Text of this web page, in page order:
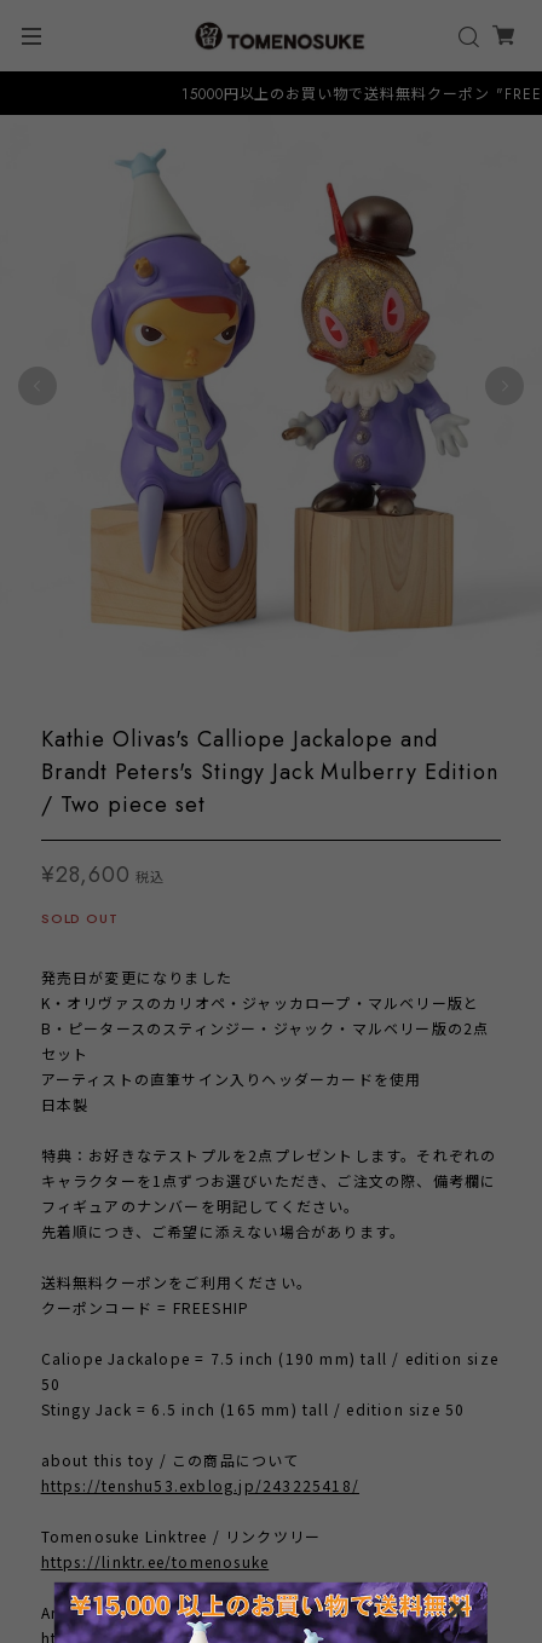
15000円以上のお買い物で送料無料クーポン
Kathie Olivas's Calliope Jackalope and
Brandt Peters's Stingy Jack Mulberry Edition
/ Two piece set
¥28,600 税込
SOLD OUT
発売日が変更になりました
K・オリヴァスのカリオペ・ジャッカロープ・マルベリー版と
B・ピータースのスティンジー・ジャック・マルベリー版の2点
セット
アーティストの直筆サイン入りヘッダーカードを使用
日本製
特典：お好きなテストプルを2点プレゼントします。それぞれの
キャラクターを1点ずつお選びいただき、ご注文の際、備考欄に
フィギュアのナンバーを明記してください。
先着順につき、ご希望に添えない場合があります。
送料無料クーポンをご利用ください。
クーポンコード = FREESHIP
Caliope Jackalope = 7.5 inch (190 mm) tall / edition size
50
Stingy Jack = 6.5 inch (165 mm) tall / edition size 50
about this toy / この商品について
https://tenshu53.exblog.jp/243225418/
Tomenosuke Linktree / リンクツリー
https://linktr.ee/tomenosuke
Artist Home Page / 作者のサイト
http://kathieolivas.com/